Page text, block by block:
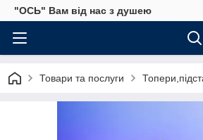
"ОСЬ" Вам від нас з душею
Товари та послуги